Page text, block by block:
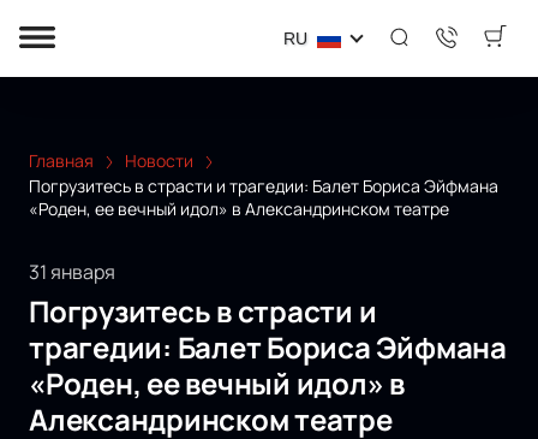
RU
Главная
Новости
Погрузитесь в страсти и трагедии: Балет Бориса Эйфмана
«Роден, ее вечный идол» в Александринском театре
31 января
Погрузитесь в страсти и
трагедии: Балет Бориса Эйфмана
«Роден, ее вечный идол» в
Александринском театре